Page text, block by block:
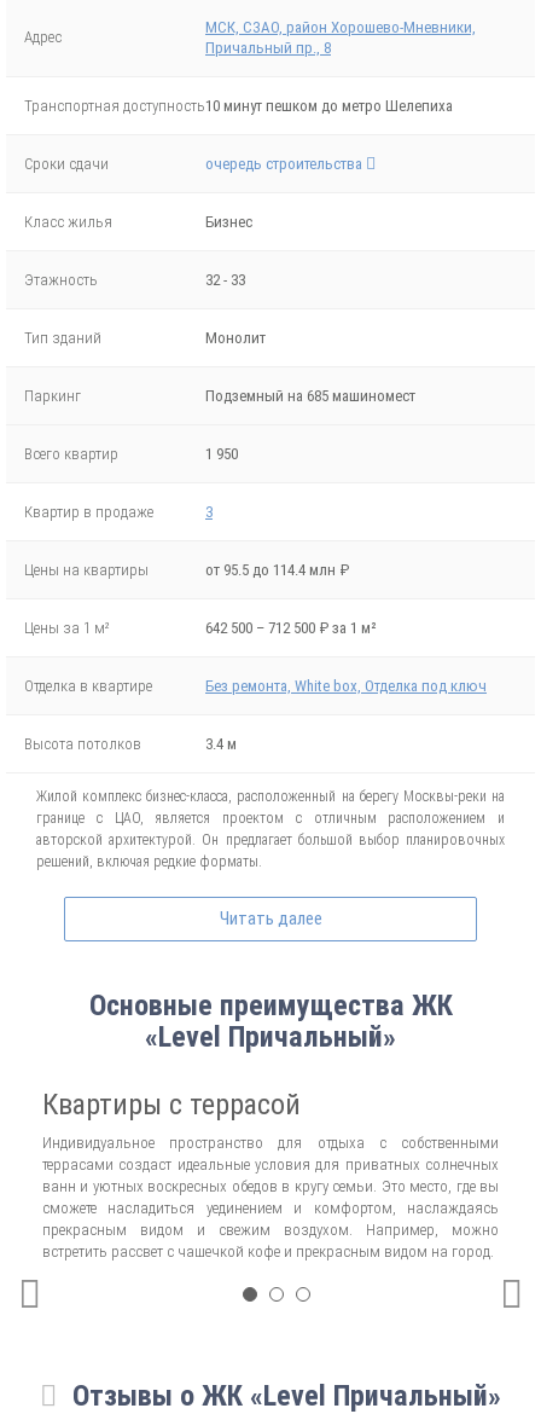
Адрес
МСК, СЗАО, район Хорошево-Мневники,
Причальный пр., 8
Транспортная доступность10 минут пешком до метро Шелепиха
Сроки сдачи очередь строительства
Класс жилья Бизнес
Этажность 32 - 33
Тип зданий Монолит
Паркинг Подземный на 685 машиномест
Всего квартир 1 950
Квартир в продаже 3
Цены на квартиры от 95.5 до 114.4 млн ₽
Цены за 1 м² 642 500 – 712 500 ₽ за 1 м²
Отделка в квартире Без ремонта, White box, Отделка под ключ
Высота потолков 3.4 м
Жилой комплекс бизнес-класса, расположенный на берегу Москвы-реки на
границе с ЦАО, является проектом с отличным расположением и
авторской архитектурой. Он предлагает большой выбор планировочных
решений, включая редкие форматы.
Комплекс расположен в районе Хорошево-Мневники, который является
одним из самых экологически чистых, комфортных и престижных
преимущественно бизнес-класса. Он также входит в состав «Большого
Сити» – территории перспективного развития столицы, рядом с самым
прогрессивным деловым центром «Москва-Сити».
расположением. Они могут посещать Шелепихинскую набережную, которая
комплекса. Здесь они могут проводить утреннюю пробежку, гулять с
семьёй по вечерам и наслаждаться кафе. Также они могут взять с собой
ролики, велосипед или электросамокат и прокатиться до Москворецкого
парка.
Архитектурный облик жилого комплекса «Level Причальный» создан
совместно с архитектурным бюро «Остоженка», которое является
номинантом на Премию Архсовета Москвы и финалистом Премии города
сливается с небом, создавая неповторимый облик комплекса.
Читать далее
Основные преимущества ЖК
«Level Причальный»
Квартиры с террасой
Индивидуальное пространство для отдыха с собственными
террасами создаст идеальные условия для приватных солнечных
ванн и уютных воскресных обедов в кругу семьи. Это место, где вы
сможете насладиться уединением и комфортом, наслаждаясь
прекрасным видом и свежим воздухом. Например, можно
встретить рассвет с чашечкой кофе и прекрасным видом на город.
Отзывы о ЖК «Level Причальный»